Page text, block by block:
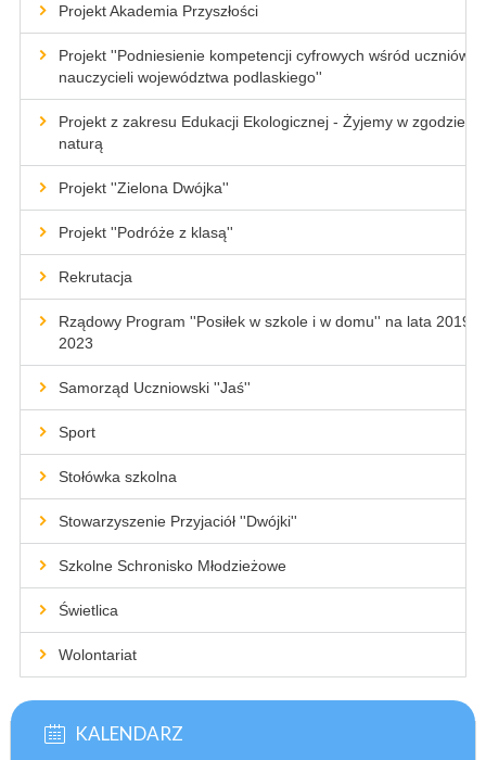
Projekt Akademia Przyszłości
Projekt ''Podniesienie kompetencji cyfrowych wśród uczniów i
nauczycieli województwa podlaskiego''
Projekt z zakresu Edukacji Ekologicznej - Żyjemy w zgodzie z
naturą
Projekt ''Zielona Dwójka''
Projekt ''Podróże z klasą''
Rekrutacja
Rządowy Program ''Posiłek w szkole i w domu'' na lata 2019-
2023
Samorząd Uczniowski ''Jaś''
Sport
Stołówka szkolna
Stowarzyszenie Przyjaciół ''Dwójki''
Szkolne Schronisko Młodzieżowe
Świetlica
Wolontariat
KALENDARZ